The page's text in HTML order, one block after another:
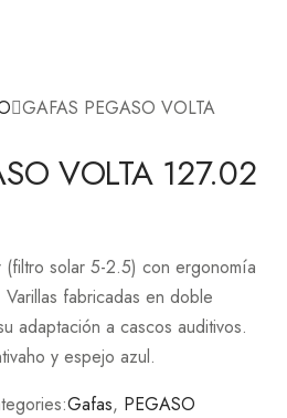
GAFAS PEGASO VOLTA
VOLTA 127.02
solar 5-2.5) con ergonomía
fabricadas en doble
adaptación a cascos auditivos.
y espejo azul.
Gafas, PEGASO